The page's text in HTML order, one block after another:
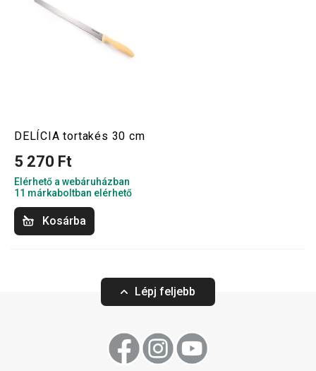
DELÍCIA tortakés 30 cm
5 270 Ft
Elérhető a webáruházban
11 márkaboltban elérhető
Kosárba
Lépj feljebb